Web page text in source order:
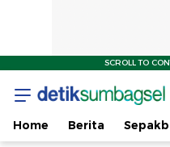
SCROLL TO
Home Berita